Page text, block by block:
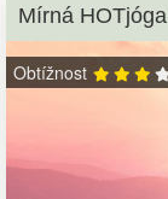
Mírná HOTjóga
Obtížnost